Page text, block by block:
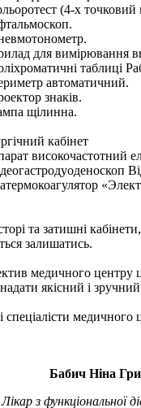
(4-х
для вимірювання
таблиці
автоматичний.
знаків.
щілинна.
кабінет
високочастотний
та затишні
залишатись.
медичного центру
надати якісний і
спеціалісти медичного
Бабич Ніна
Лікар з функціональної